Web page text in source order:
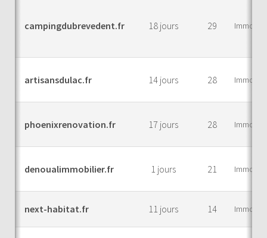
campingdubrevedent.fr 18 jours 29
artisansdulac.fr 14 jours 28
phoenixrenovation.fr 17 jours 28
denoualimmobilier.fr 1 jours 21
next-habitat.fr 11 jours 14